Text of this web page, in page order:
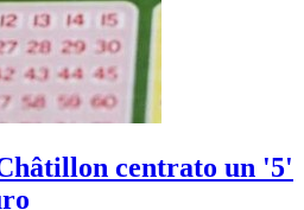
centrato un '5'